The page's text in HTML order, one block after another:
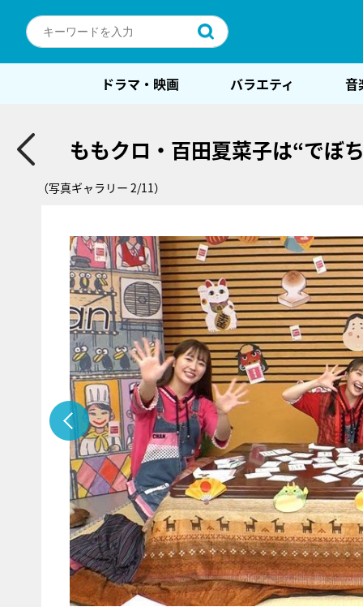
ドラマ・映画 バラエティ 音
ももクロ・百田夏菜子は“でぼ
（写真ギャラリー 2/11）